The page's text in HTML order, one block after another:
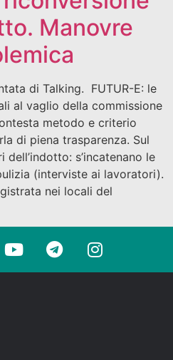
Manovre
di Talking. FUTUR-E: le
al vaglio della commissione
metodo e criterio
di piena trasparenza. Sul
s’incatenano le
(interviste ai lavoratori).
nei locali del